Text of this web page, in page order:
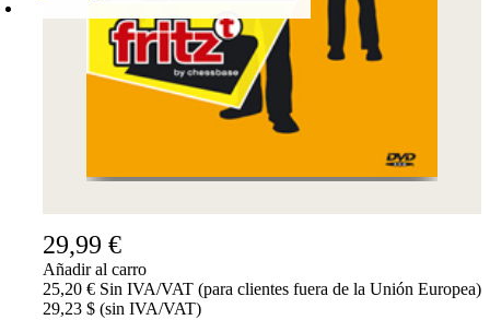
Login
CARRO DE LA COMPRA
PRODUCTO
29,99 €
Añadir al carro
25,20 € Sin IVA/VAT (para clientes fuera de la Unión Europea)
29,23 $ (sin IVA/VAT)